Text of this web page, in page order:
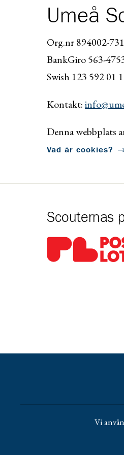
Umeå
Org.nr 894002-
BankGiro 563-
Swish 123 592 01
Kontakt:
Denna webbplats
Vad är cookies?
Scouternas
Gå till pl_50
Vi